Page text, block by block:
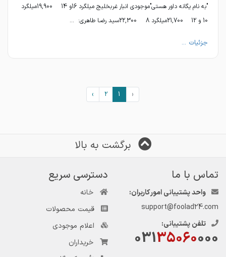
″به نام یگانه داور هستی″موجودی انبار غربخلیج میلگرد 16و 14 19,900میلگرد
10 و 12 21,700میلگرد 8 22,300سید رضـا طاهری: ...
جزئیات ...
‹
1
2
›
برگشت به بالا
تماس با ما
واحد پشتیبانی امور کاربران:
support@foolad24.com
تلفن پشتیبانی:
03135060000
دسترسی سریع
خانه
قیمت محصولات
اعلام موجودی
خریداران